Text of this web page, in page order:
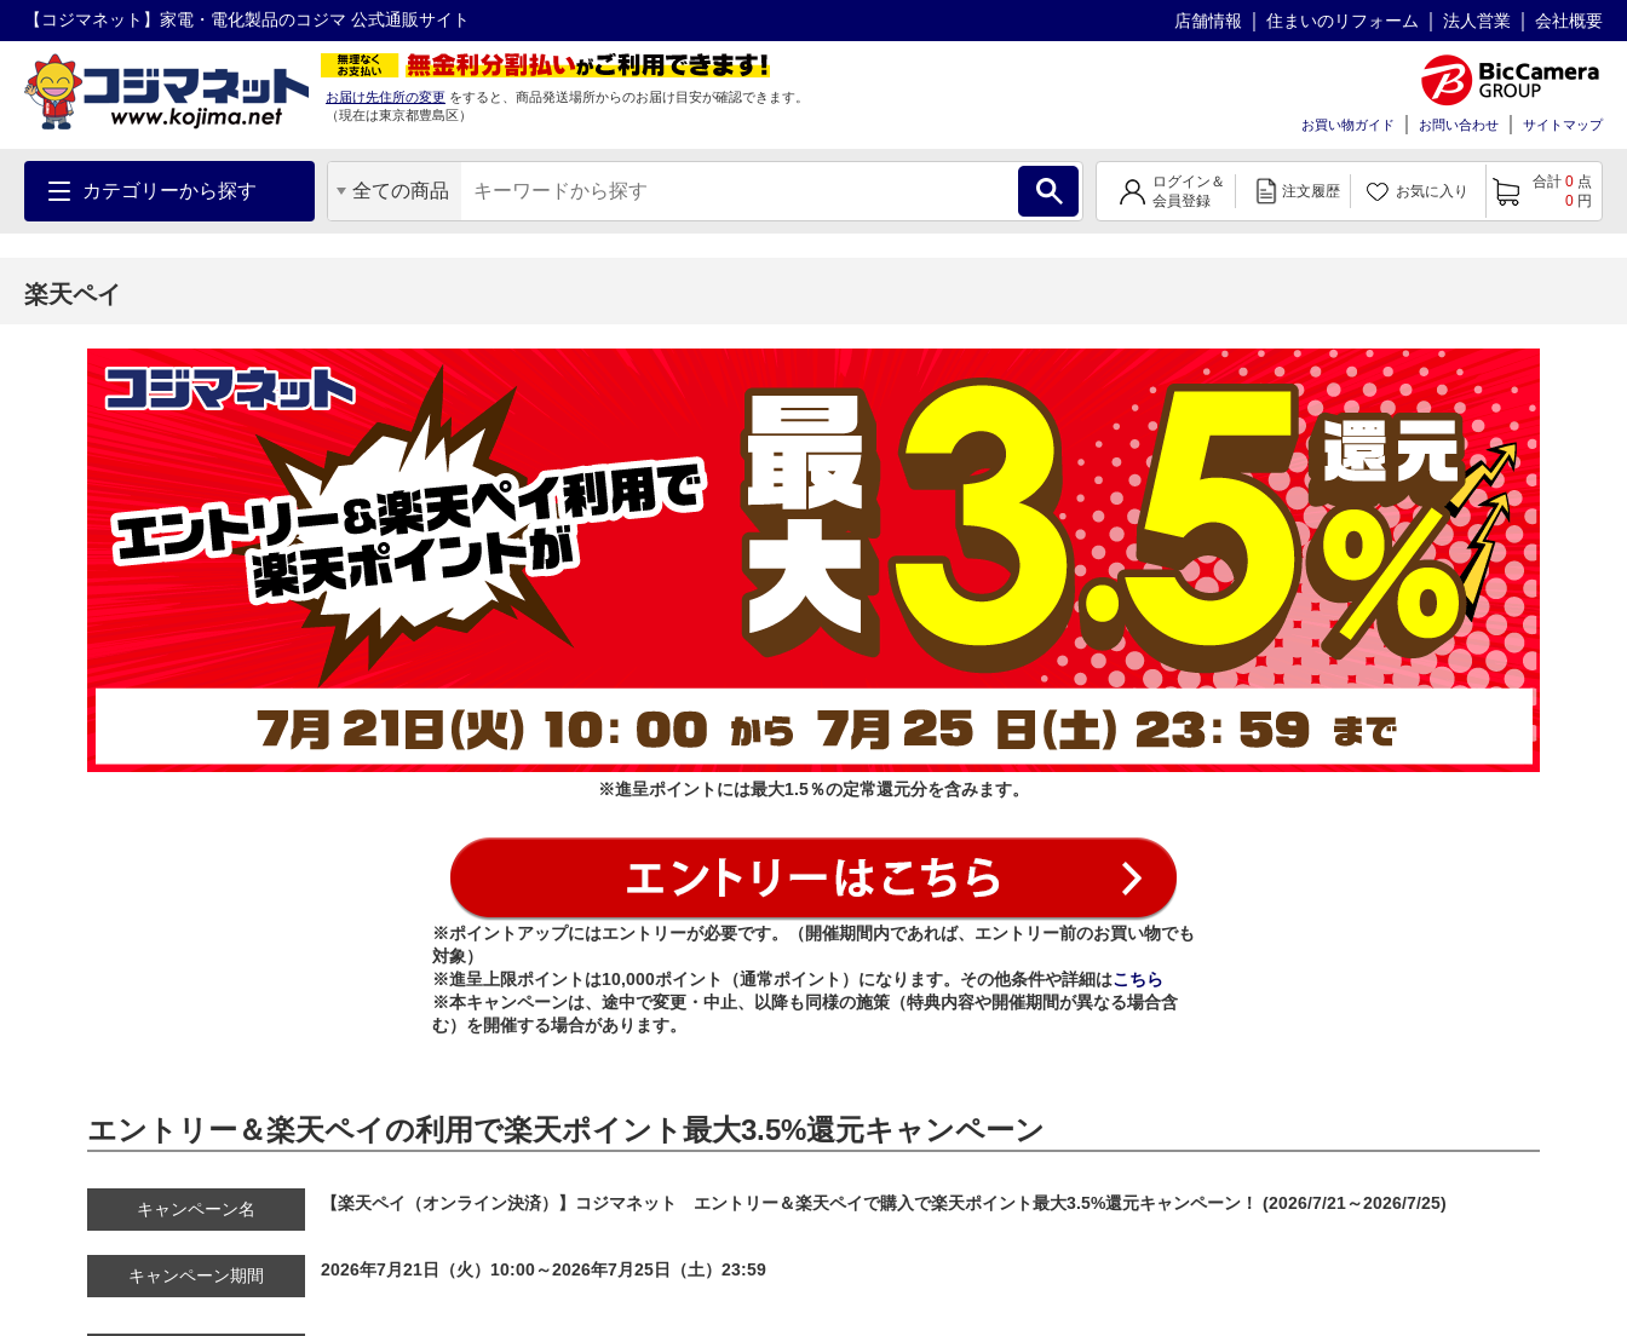
【コジマネット】家電・電化製品のコジマ 公式通販サイト 店舗情報 住まいのリフォーム 法人営業 会社概要
お届け先住所の変更 をすると、商品発送場所からのお届け目安が確認できます。
（現在は東京都豊島区）
お買い物ガイド お問い合わせ サイトマップ
カテゴリーから探す 全ての商品
ログイン＆
会員登録
注文履歴 お気に入り
合計 0 点
0 円
楽天ペイ
※進呈ポイントには最大1.5％の定常還元分を含みます。
※ポイントアップにはエントリーが必要です。（開催期間内であれば、エントリー前のお買い物でも
対象）
※進呈上限ポイントは10,000ポイント（通常ポイント）になります。その他条件や詳細はこちら
※本キャンペーンは、途中で変更・中止、以降も同様の施策（特典内容や開催期間が異なる場合含
む）を開催する場合があります。
エントリー＆楽天ペイの利用で楽天ポイント最大3.5%還元キャンペーン
キャンペーン名 【楽天ペイ（オンライン決済）】コジマネット エントリー＆楽天ペイで購入で楽天ポイント最大3.5%還元キャンペーン！ (2026/7/21～2026/7/25)
キャンペーン期間 2026年7月21日（火）10:00～2026年7月25日（土）23:59